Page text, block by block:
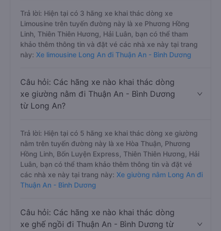
Trả lời: Hiện tại có 3 hãng xe khai thác dòng xe
Limousine trên tuyến đường này là xe Phương Hồng
Linh, Thiên Thiên Hương, Hải Luân, bạn có thể tham
khảo thêm thông tin và đặt vé các nhà xe này tại trang
này: Xe limousine Long An đi Thuận An - Bình Dương
Câu hỏi: Các hãng xe nào khai thác dòng
xe giường nằm đi Thuận An - Bình Dương
từ Long An?
Trả lời: Hiện tại có 5 hãng xe khai thác dòng xe giường
nằm trên tuyến đường này là xe Hòa Thuận, Phương
Hồng Linh, Bốn Luyện Express, Thiên Thiên Hương, Hải
Luân, bạn có thể tham khảo thêm thông tin và đặt vé
các nhà xe này tại trang này: Xe giường nằm Long An đi
Thuận An - Bình Dương
Câu hỏi: Các hãng xe nào khai thác dòng
xe ghế ngồi đi Thuận An - Bình Dương từ